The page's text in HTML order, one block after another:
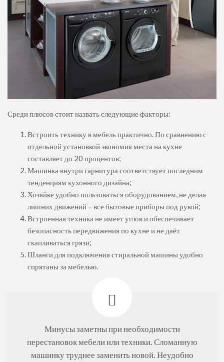
Среди плюсов стоит назвать следующие факторы:
Встроить технику в мебель практично. По сравнению с
отдельной установкой экономия места на кухне
составляет до 20 процентов;
Машинка внутри гарнитура соответствует последним
тенденциям кухонного дизайна;
Хозяйке удобно пользоваться оборудованием, не делая
лишних движений – все бытовые приборы под рукой;
Встроенная техника не имеет углов и обеспечивает
безопасность передвижения по кухне и не даёт
скапливаться грязи;
Шланги для подключения стиральной машины удобно
спрятаны за мебелью.
Минусы заметны при необходимости
перестановок мебели или техники. Сломанную
машинку труднее заменить новой. Неудобно